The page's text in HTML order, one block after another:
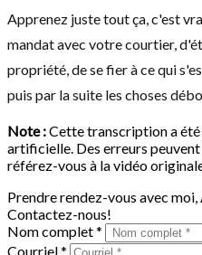
Apprenez juste tout ça, c'est
mandat avec votre courtier,
propriété, de se fier à ce qui
puis par la suite les choses
Note :Cette transcription a
artificielle. Des erreurs peuvent
référez-vous à la vidéo
Prendre rendez-vous avec
Contactez-nous!
Nom complet *
Courriel *